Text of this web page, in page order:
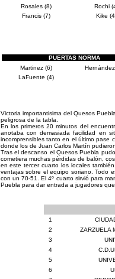
Rosales (8)
Rochi
Francis (7)
Kike
PUERTAS NORMA
Martinez (6)
LaFuente (4)
Victoria importantisima del Quesos
peligrosa de la tabla.
En los primeros 20 minutos del
anotaba con demasiada facilidad en
incomprensibles tanto en el último pase
donde los de Juan Carlos Martín
Tras el descanso el Quesos Puebla
cometiera muchas pérdidas de balón,
en este tercer cuarto los locales
ventajas sobre el equipo soriano. Todo
con un 70-51. El 4º cuarto sirvió para
Puebla para dar entrada a jugadores
1
2
ZARZUELA
3
4
5
6